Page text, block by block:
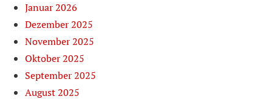
Januar 2026
Dezember 2025
November 2025
Oktober 2025
September 2025
August 2025